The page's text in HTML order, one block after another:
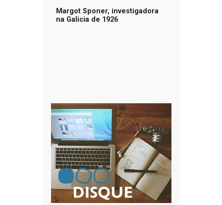
Margot Sponer, investigadora
na Galicia de 1926